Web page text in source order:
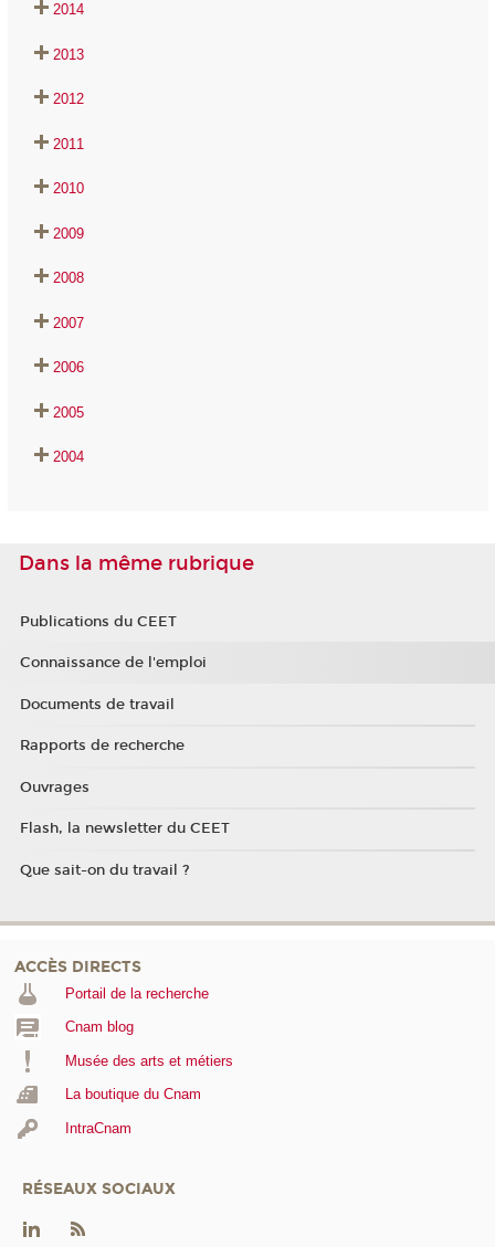
2014
2013
2012
2011
2010
2009
2008
2007
2006
2005
2004
Dans la même rubrique
Publications du CEET
Connaissance de l'emploi
Documents de travail
Rapports de recherche
Ouvrages
Flash, la newsletter du CEET
Que sait-on du travail ?
ACCÈS DIRECTS
Portail de la recherche
Cnam blog
Musée des arts et métiers
La boutique du Cnam
IntraCnam
RÉSEAUX SOCIAUX